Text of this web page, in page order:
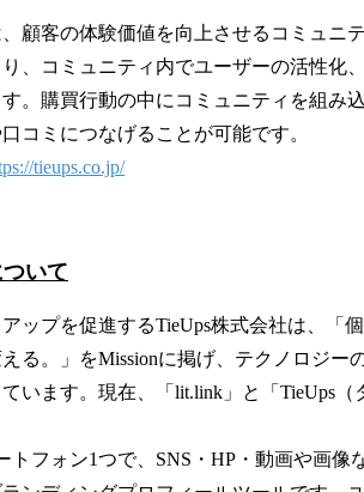
、顧客の体験価値を向上させるコミュニ
、コミュニティ内でユーザーの活性化
。購買行動の中にコミュニティを組み
コミにつなげることが可能です。
tieups.co.jp/
いて
ップを促進するTieUps株式会社は、「
る。」をMissionに掲げ、テクノロジ
います。現在、「lit.link」と「TieUps
トフォン1つで、SNS・HP・動画や画